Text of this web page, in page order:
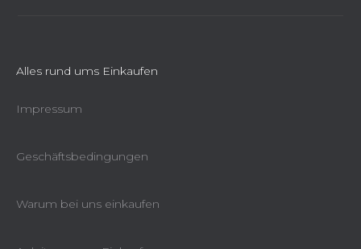
Alles rund ums Einkaufen
Impressum
Geschäftsbedingungen
Warum bei uns einkaufen